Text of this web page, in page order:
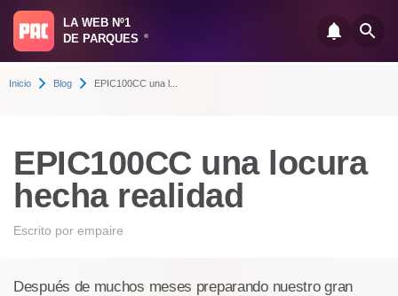
LA WEB Nº1
DE PARQUES
®
Inicio Blog EPIC100CC una l...
EPIC100CC una locura
hecha realidad
Escrito por empaire
Después de muchos meses preparando nuestro gran